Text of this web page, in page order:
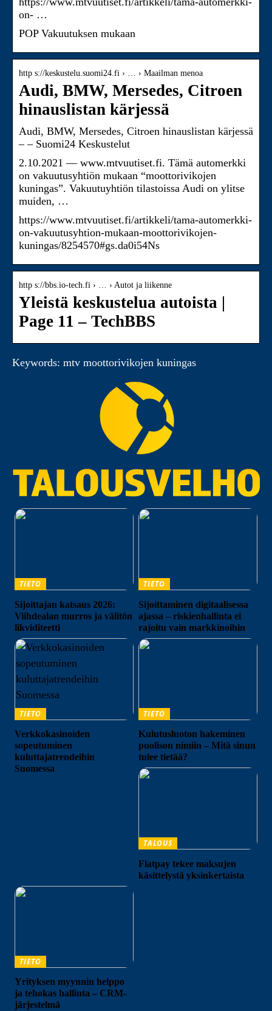
on- …
POP Vakuutuksen mukaan
http s://keskustelu.suomi24.fi › … › Maailman menoa
Audi, BMW, Mersedes, Citroen
hinauslistan kärjessä
Audi, BMW, Mersedes, Citroen hinauslistan kärjessä
– – Suomi24 Keskustelut
2.10.2021 — www.mtvuutiset.fi. Tämä automerkki
on vakuutusyhtiön mukaan “moottorivikojen
kuningas”. Vakuutuyhtiön tilastoissa Audi on ylitse
muiden, …
https://www.mtvuutiset.fi/artikkeli/tama-automerkki-
on-vakuutusyhtion-mukaan-moottorivikojen-
kuningas/8254570#gs.da0i54Ns
http s://bbs.io-tech.fi › … › Autot ja liikenne
Yleistä keskustelua autoista |
Page 11 – TechBBS
Keywords: mtv moottorivikojen kuningas
TIETO
Sijoittajan katsaus 2026:
Viihdealan murros ja välitön
likviditeetti
TIETO
Sijoittaminen digitaalisessa
ajassa – riskienhallinta ei
rajoitu vain markkinoihin
TIETO
Verkkokasinoiden
sopeutuminen
kuluttajatrendeihin
Suomessa
TIETO
Kulutusluoton hakeminen
puolison nimiin – Mitä sinun
tulee tietää?
TALOUS
Flatpay tekee maksujen
käsittelystä yksinkertaista
TIETO
Yrityksen myynnin helppo
ja tehokas hallinta – CRM-
järjestelmä